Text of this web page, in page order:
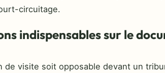
circuitage.
indispensables sur le
de visite soit opposable devant un